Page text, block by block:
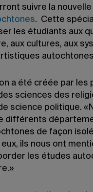
suivre la nouvelle
. Cette
les étudiants aux
aux cultures, aux
a été créée par
sciences des
science politique.
différents
de façon
ils nous ont
les études